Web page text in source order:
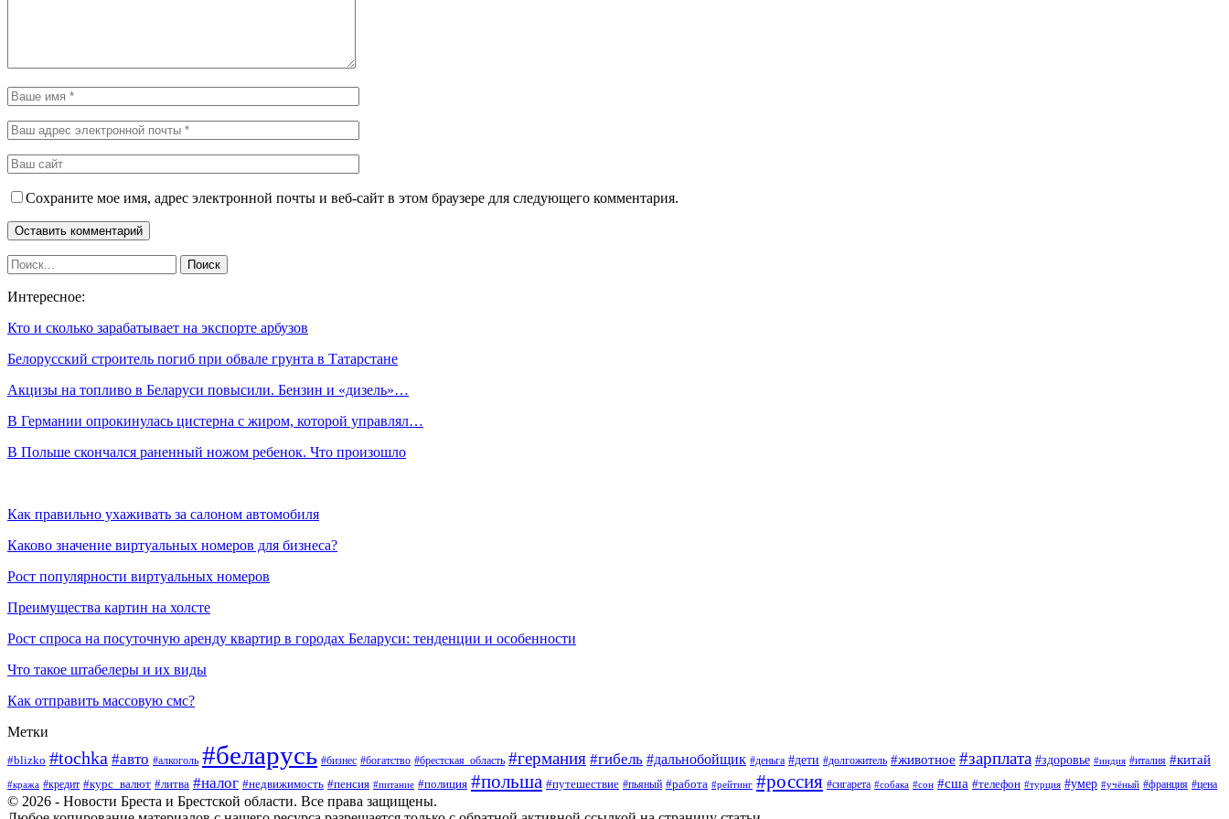
Сохраните мое имя, адрес электронной почты и веб-сайт в этом браузере для следующего комментария.
Интересное:
Кто и сколько зарабатывает на экспорте арбузов
Белорусский строитель погиб при обвале грунта в Татарстане
Акцизы на топливо в Беларуси повысили. Бензин и «дизель»…
В Германии опрокинулась цистерна с жиром, которой управлял…
В Польше скончался раненный ножом ребенок. Что произошло
Как правильно ухаживать за салоном автомобиля
Каково значение виртуальных номеров для бизнеса?
Рост популярности виртуальных номеров
Преимущества картин на холсте
Рост спроса на посуточную аренду квартир в городах Беларуси: тенденции и особенности
Что такое штабелеры и их виды
Как отправить массовую смс?
Метки
#blizko #tochka #авто #алкоголь #беларусь #бизнес #богатство #брестская_область #германия #гибель #дальнобойщик #деньга #дети #долгожитель #животное #зарплата #здоровье #индия #италия #китай
#кража #кредит #курс_валют #литва #налог #недвижимость #пенсия #питание #полиция #польша #путешествие #пьяный #работа #рейтинг #россия #сигарета #собака #сон #сша #телефон #турция #умер #учёный #франция #цена
© 2026 - Новости Бреста и Брестской области. Все права защищены.